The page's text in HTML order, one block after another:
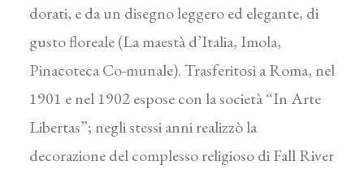
dorati, e da un disegno leggero ed elegante, di
gusto floreale (La maestà d’Italia, Imola,
Pinacoteca Co-munale). Trasferitosi a Roma, nel
1901 e nel 1902 espose con la società “In Arte
Libertas”; negli stessi anni realizzò la
decorazione del complesso religioso di Fall River